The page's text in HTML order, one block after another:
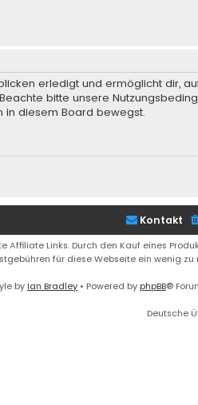
erledigt und ermöglicht dir,
bitte unsere
in diesem Board bewegst.
Kontakt
Links. Durch den Kauf eines
für diese Webseite ein wenig
by Ian Bradley • Powered by phpBB®
Deutsche